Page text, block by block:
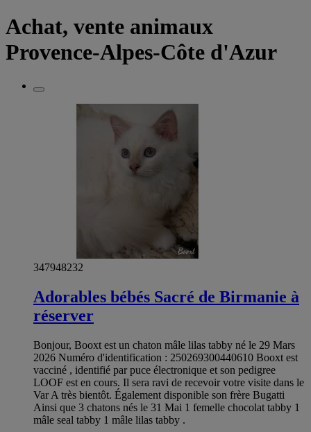
Achat, vente animaux
Provence-Alpes-Côte d'Azur
347948232
Adorables bébés Sacré de Birmanie à
réserver
Bonjour, Booxt est un chaton mâle lilas tabby né le 29 Mars
2026 Numéro d'identification : 250269300440610 Booxt est
vacciné , identifié par puce électronique et son pedigree
LOOF est en cours. Il sera ravi de recevoir votre visite dans le
Var A très bientôt. Également disponible son frère Bugatti
Ainsi que 3 chatons nés le 31 Mai 1 femelle chocolat tabby 1
mâle seal tabby 1 mâle lilas tabby .